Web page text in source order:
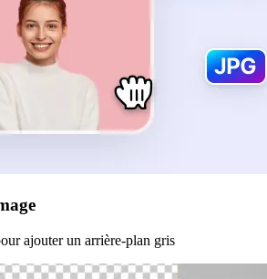
ajouter un arrière-plan gris